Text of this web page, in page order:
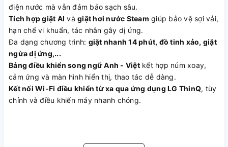
điện nước mà vẫn đảm bảo sạch sâu.
Tích hợp giặt AI và giặt hơi nước Steam giúp bảo vệ sợi vải,
hạn chế vi khuẩn, tác nhân gây dị ứng.
Đa dạng chương trình: giặt nhanh 14 phút, đồ tinh xảo, giặt
ngừa dị ứng,...
Bảng điều khiển song ngữ Anh - Việtkết hợp núm xoay,
cảm ứng và màn hình hiển thị, thao tác dễ dàng.
Kết nối Wi-Fi điều khiển từ xa qua ứng dụng LG ThinQ, tùy
chỉnh và điều khiển máy nhanh chóng.